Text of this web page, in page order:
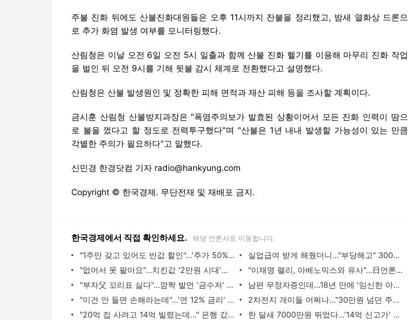
주불 진화 뒤에도 산불진화대원들은 오후 11시까지 잔불을 정리했고, 밤새 열화상 드론으
로 추가 화염 발생 여부를 모니터링했다.
산림청은 이날 오전 6일 오전 5시 일출과 함께 산불 진화 헬기를 이용해 마무리 진화 작업
을 벌인 뒤 오전 9시를 기해 뒷불 감시 체계로 전환했다고 설명했다.
산림청은 산불 발생원인 및 정확한 피해 면적과 재산 피해 등을 조사할 계획이다.
금시훈 산림청 산불방지과장은 "폭염주의보가 발효된 상황이어서 모든 진화 인력이 땀으
로 불을 껐다고 할 정도로 전력투구했다"며 "산불은 1년 내내 발생할 가능성이 있는 만큼
각별한 주의가 필요하다"고 말했다.
신민경 한경닷컴 기자 radio@hankyung.com
Copyright © 한국경제. 무단전재 및 재배포 금지.
한국경제에서 직접 확인하세요. 해당 언론사로 이동합니다.
"1주만 갖고 있어도 반값 할인"…'주가 50% 불기둥' 시골회사 가보니 [윤현주의 主食이 주식]
실업급여 받게 해줬더니…"부당해고" 3000만원 달라는 직원 [곽용희의 인사노무노트]
"없어서 못 팔아요"…치킨값 '2만원 시대'에 완판행진 벌어진 곳
"이재명 랠리, 아베노믹스와 유사"…日언론, 깜짝 분석 내놨다
"부자父 꼬리표 싫다"…깜짝 발언 '금수저' 스포츠 스타 누구
남편 무정자증인데…18년 만에 '임신한 아내' 알고보니
"이건 안 들면 손해라는데"…'연 12% 금리' 적금에 '들썩'
2차전지 개미들 어쩌나…"30만원 넘던 주식이 5만원 됐다" 비명 [윤현주의 主食이 주식]
"20억 집 사려고 14억 빌렸는데…" 은행 갔다가 '화들짝'
한 달새 7000만원 뛰었다…'14억 신고가' 들썩이는 동네